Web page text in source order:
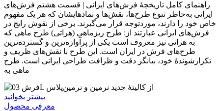
راهنمای کامل تاریخچۀ فرش‌های ایرانی | قسمت هشتم فرش‌های
ایرانی به‌خاطر تنوع طرح‌ها، نقش‌ها و نمادهایشان که هر یک مفهوم
خاص خود را دارند، موردتوجه قرار می‌گیرند. برخی از نقوش رایج در
فرش‌های ایرانی عبارتند از: طرح ریزماهی (هراتی) طرح ماهی که
به هراتی نیز معروف است یکی از پرآوازه‌ترین و گسترده‌ترین
طرح‌های فرش در ایران است. این طرح با نقش‌های ظریف و
تکرارشوندۀ خود، بیانگر دقت و ظرافت طراحی ایرانی است. طرح
ماهی به
بیشتر بخوانید
معرفی محصول